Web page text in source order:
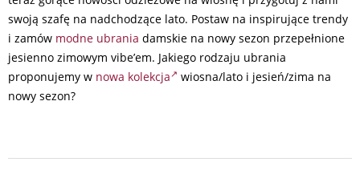
swoją szafę na nadchodzące lato. Postaw na inspirujące trendy
i zamów modne ubrania damskie na nowy sezon przepełnione
jesienno zimowym vibe’em. Jakiego rodzaju ubrania
proponujemy w nowa kolekcja
wiosna/lato i jesień/zima na
nowy sezon?